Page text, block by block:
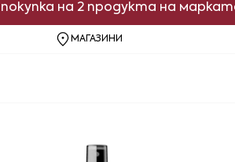
на 2 продукта на
МАГАЗИНИ